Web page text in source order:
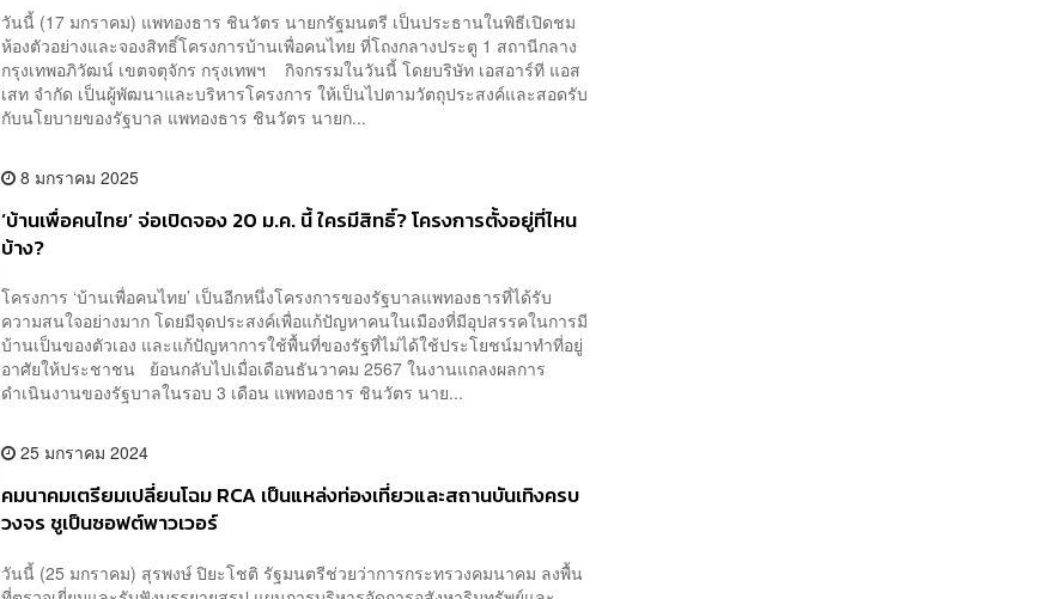
วันนี้ (17 มกราคม) แพทองธาร ชินวัตร นายกรัฐมนตรี เป็นประธานในพิธีเปิดชม
ห้องตัวอย่างและจองสิทธิ์โครงการบ้านเพื่อคนไทย ที่โถงกลางประตู 1 สถานีกลาง
กรุงเทพอภิวัฒน์ เขตจตุจักร กรุงเทพฯ กิจกรรมในวันนี้ โดยบริษัท เอสอาร์ที แอส
เสท จำกัด เป็นผู้พัฒนาและบริหารโครงการ ให้เป็นไปตามวัตถุประสงค์และสอดรับ
กับนโยบายของรัฐบาล แพทองธาร ชินวัตร นายก...
8 มกราคม 2025
‘บ้านเพื่อคนไทย’ จ่อเปิดจอง 20 ม.ค. นี้ ใครมีสิทธิ์? โครงการตั้งอยู่ที่ไหน
บ้าง?
โครงการ ‘บ้านเพื่อคนไทย’ เป็นอีกหนึ่งโครงการของรัฐบาลแพทองธารที่ได้รับ
ความสนใจอย่างมาก โดยมีจุดประสงค์เพื่อแก้ปัญหาคนในเมืองที่มีอุปสรรคในการมี
บ้านเป็นของตัวเอง และแก้ปัญหาการใช้พื้นที่ของรัฐที่ไม่ได้ใช้ประโยชน์มาทำที่อยู่
อาศัยให้ประชาชน ย้อนกลับไปเมื่อเดือนธันวาคม 2567 ในงานแถลงผลการ
ดำเนินงานของรัฐบาลในรอบ 3 เดือน แพทองธาร ชินวัตร นาย...
25 มกราคม 2024
คมนาคมเตรียมเปลี่ยนโฉม RCA เป็นแหล่งท่องเที่ยวและสถานบันเทิงครบ
วงจร ชูเป็นซอฟต์พาวเวอร์
วันนี้ (25 มกราคม) สุรพงษ์ ปิยะโชติ รัฐมนตรีช่วยว่าการกระทรวงคมนาคม ลงพื้น